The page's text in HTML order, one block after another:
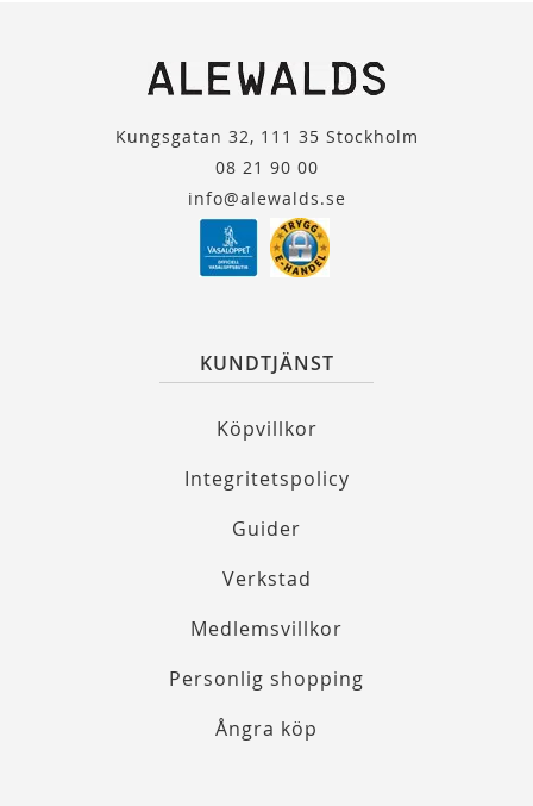
Kungsgatan 32, 111 35 Stockholm
08 21 90 00
info@alewalds.se
KUNDTJÄNST
Köpvillkor
Integritetspolicy
Guider
Verkstad
Medlemsvillkor
Personlig shopping
Ångra köp